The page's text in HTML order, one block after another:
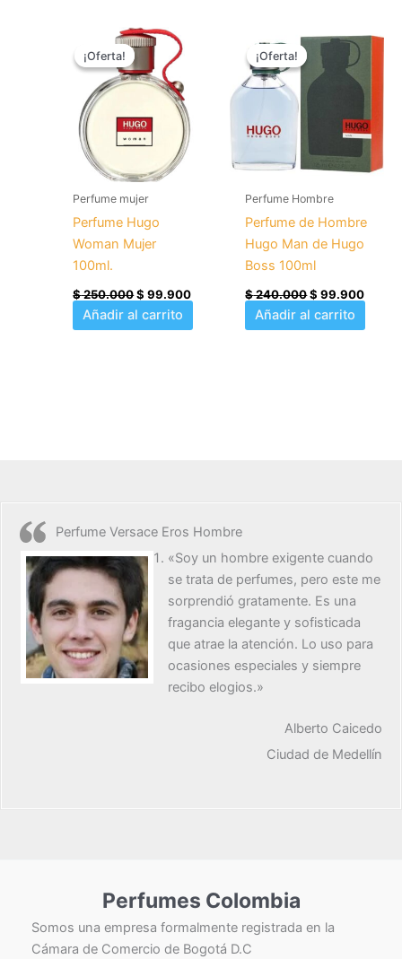
¡Oferta!
¡Oferta!
Perfume mujer
Perfume Hugo
Woman Mujer
100ml.
$250.000
El
precio
original
era:
$ 250.000.
$ 99.900
$ 99.900.
Añadir al carrito
¡Oferta!
¡Oferta!
Perfume Hombre
Perfume de Hombre
Hugo Man de Hugo
Boss 100ml
$240.000
El
original
era:
$ 240.000.
$ 99.900
El
$
Añadir al carrito
Perfume Versace Eros Hombre
«Soy un hombre exigente cuando
se trata de perfumes, pero este me
sorprendió gratamente. Es una
fragancia elegante y sofisticada
que atrae la atención. Lo uso para
ocasiones especiales y siempre
recibo elogios.»
Alberto Caicedo
Ciudad de Medellín
Perfumes Colombia
Somos una empresa formalmente registrada en la
Cámara de Comercio de Bogotá D.C